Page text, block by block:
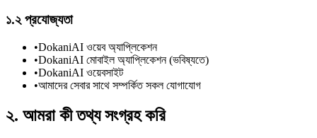
১.২ প্রযোজ্যতা
•DokaniAI ওয়েব অ্যাপ্লিকেশন
•DokaniAI মোবাইল অ্যাপ্লিকেশন (ভবিষ্যতে)
•DokaniAI ওয়েবসাইট
•আমাদের সেবার সাথে সম্পর্কিত সকল যোগাযোগ
২. আমরা কী তথ্য সংগ্রহ করি